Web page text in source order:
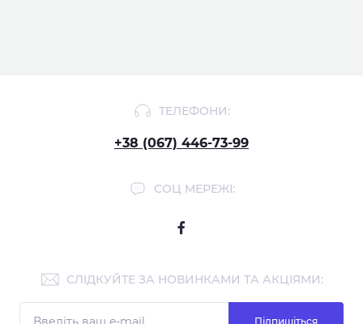
ТЕЛЕФОНИ:
+38 (067) 446-73-99
СОЦ МЕРЕЖІ:
СЛІДКУЙТЕ ЗА НОВИНКАМИ ТА АКЦІЯМИ:
Підпишіться